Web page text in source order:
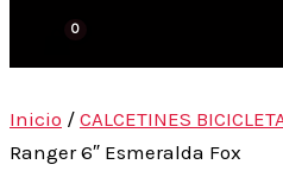
Inicio / CALCETINES
Ranger 6″ Esmeralda Fox